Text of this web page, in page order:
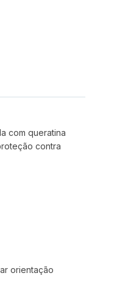
com queratina
contra
orientação